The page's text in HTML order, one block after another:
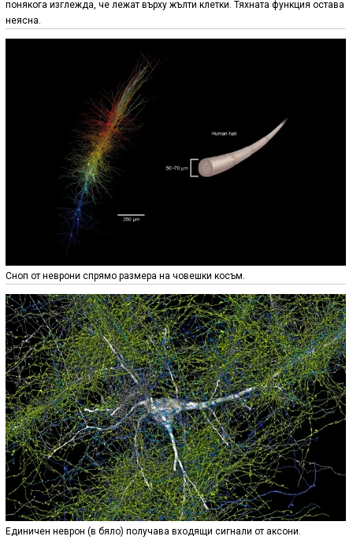
понякога изглежда, че лежат върху жълти клетки. Тяхната функция остава
неясна.
Сноп от неврони спрямо размера на човешки косъм.
Единичен неврон (в бяло) получава входящи сигнали от аксони.